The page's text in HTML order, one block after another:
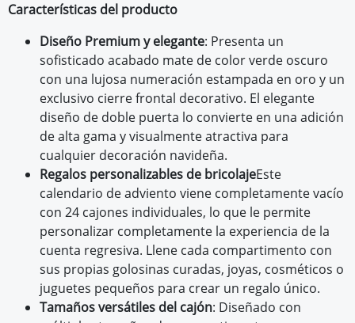
Características del producto
Diseño Premium y elegante: Presenta un
sofisticado acabado mate de color verde oscuro
con una lujosa numeración estampada en oro y un
exclusivo cierre frontal decorativo. El elegante
diseño de doble puerta lo convierte en una adición
de alta gama y visualmente atractiva para
cualquier decoración navideña.
Regalos personalizables de bricolajeEste
calendario de adviento viene completamente vacío
con 24 cajones individuales, lo que le permite
personalizar completamente la experiencia de la
cuenta regresiva. Llene cada compartimento con
sus propias golosinas curadas, joyas, cosméticos o
juguetes pequeños para crear un regalo único.
Tamaños versátiles del cajón: Diseñado con